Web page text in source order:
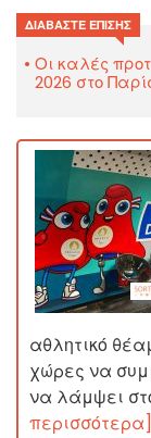
ΔΙΑΒΆΣΤΕ ΕΠΊΣΗΣ
Οι καλές
2026 στο
αθλητικό
χώρες να
να λάμψει
περισσότερα]